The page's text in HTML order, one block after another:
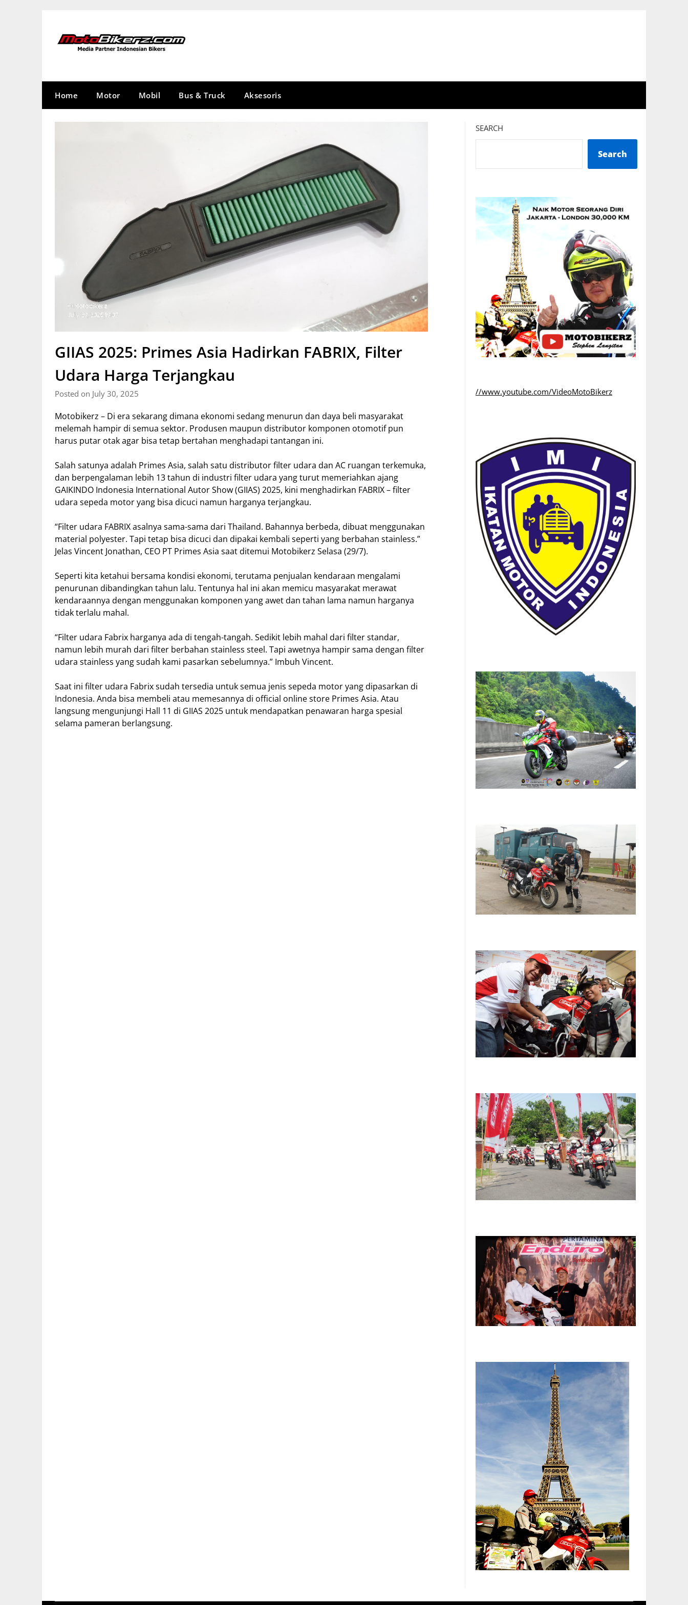
Home Motor Mobil Bus & Truck Aksesoris
GIIAS 2025: Primes Asia Hadirkan FABRIX, Filter
Udara Harga Terjangkau
Posted on July 30, 2025
Motobikerz – Di era sekarang dimana ekonomi sedang menurun dan daya beli masyarakat
melemah hampir di semua sektor. Produsen maupun distributor komponen otomotif pun
harus putar otak agar bisa tetap bertahan menghadapi tantangan ini.
Salah satunya adalah Primes Asia, salah satu distributor filter udara dan AC ruangan terkemuka,
dan berpengalaman lebih 13 tahun di industri filter udara yang turut memeriahkan ajang
GAIKINDO Indonesia International Autor Show (GIIAS) 2025, kini menghadirkan FABRIX – filter
udara sepeda motor yang bisa dicuci namun harganya terjangkau.
“Filter udara FABRIX asalnya sama-sama dari Thailand. Bahannya berbeda, dibuat menggunakan
material polyester. Tapi tetap bisa dicuci dan dipakai kembali seperti yang berbahan stainless.”
Jelas Vincent Jonathan, CEO PT Primes Asia saat ditemui Motobikerz Selasa (29/7).
Seperti kita ketahui bersama kondisi ekonomi, terutama penjualan kendaraan mengalami
penurunan dibandingkan tahun lalu. Tentunya hal ini akan memicu masyarakat merawat
kendaraannya dengan menggunakan komponen yang awet dan tahan lama namun harganya
tidak terlalu mahal.
“Filter udara Fabrix harganya ada di tengah-tangah. Sedikit lebih mahal dari filter standar,
namun lebih murah dari filter berbahan stainless steel. Tapi awetnya hampir sama dengan filter
udara stainless yang sudah kami pasarkan sebelumnya.” Imbuh Vincent.
Saat ini filter udara Fabrix sudah tersedia untuk semua jenis sepeda motor yang dipasarkan di
Indonesia. Anda bisa membeli atau memesannya di official online store Primes Asia. Atau
langsung mengunjungi Hall 11 di GIIAS 2025 untuk mendapatkan penawaran harga spesial
selama pameran berlangsung.
SEARCH
Search
//www.youtube.com/VideoMotoBikerz